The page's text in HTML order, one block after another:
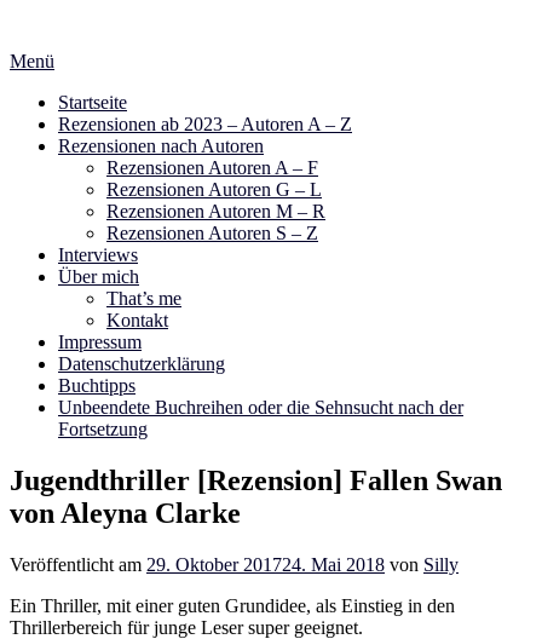
springen
Menü
Startseite
Rezensionen ab 2023 – Autoren A – Z
Rezensionen nach Autoren
Rezensionen Autoren A – F
Rezensionen Autoren G – L
Rezensionen Autoren M – R
Rezensionen Autoren S – Z
Interviews
Über mich
That’s me
Kontakt
Impressum
Datenschutzerklärung
Buchtipps
Unbeendete Buchreihen oder die Sehnsucht nach der
Fortsetzung
Jugendthriller [Rezension] Fallen Swan
von Aleyna Clarke
Veröffentlicht am 29. Oktober 201724. Mai 2018 von Silly
Ein Thriller, mit einer guten Grundidee, als Einstieg in den
Thrillerbereich für junge Leser super geeignet.